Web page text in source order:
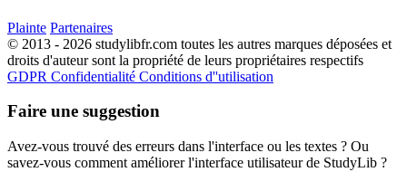
Plainte Partenaires
© 2013 - 2026 studylibfr.com toutes les autres marques déposées et
droits d'auteur sont la propriété de leurs propriétaires respectifs
GDPR Confidentialité Conditions d''utilisation
Faire une suggestion
Avez-vous trouvé des erreurs dans l'interface ou les textes ? Ou
savez-vous comment améliorer l'interface utilisateur de StudyLib ?